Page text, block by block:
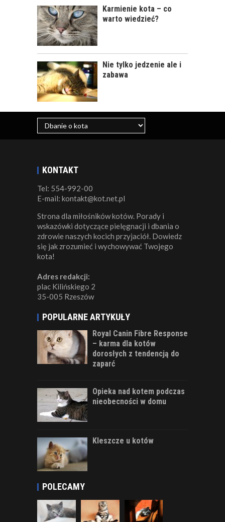
ZATRUCIA U KOTÓW
Karmienie kota – co
warto wiedzieć?
Nie tylko jedzenie ale i
zabawa
KONTAKT
Tel: 554-992-00
E-mail: kontakt@kot.net.pl
Strona dla miłośników kotów. Porady i
wskazówki dotyczące pielęgnacji i dbania o
zdrowie naszych kocich przyjaciół. Dowiedz
się jak zrozumieć i wychowywać Twojego
kota!
Adres redakcji:
plac Kilińskiego 2
35-005 Rzeszów
POPULARNE ARTYKUŁY
Royal Canin Fibre Response
– karma dla kotów
dorosłych z tendencją do
zaparć
Opieka nad kotem podczas
nieobecności w domu
Kleszcze u kotów
POLECAMY